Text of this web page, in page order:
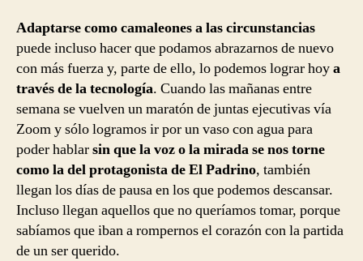
Adaptarse como camaleones a las circunstancias
puede incluso hacer que podamos abrazarnos de nuevo
con más fuerza y, parte de ello, lo podemos lograr hoya
través de la tecnología. Cuando las mañanas entre
semana se vuelven un maratón de juntas ejecutivas vía
Zoom y sólo logramos ir por un vaso con agua para
poder hablarsin que la voz o la mirada se nos torne
como la del protagonista de El Padrino, también
llegan los días de pausa en los que podemos descansar.
Incluso llegan aquellos que no queríamos tomar, porque
sabíamos que iban a rompernos el corazón con la partida
de un ser querido.